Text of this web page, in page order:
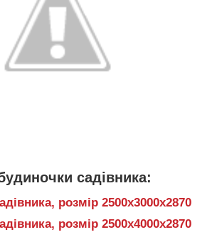
садівника:
розмір 2500х3000х2870
розмір 2500х4000х2870